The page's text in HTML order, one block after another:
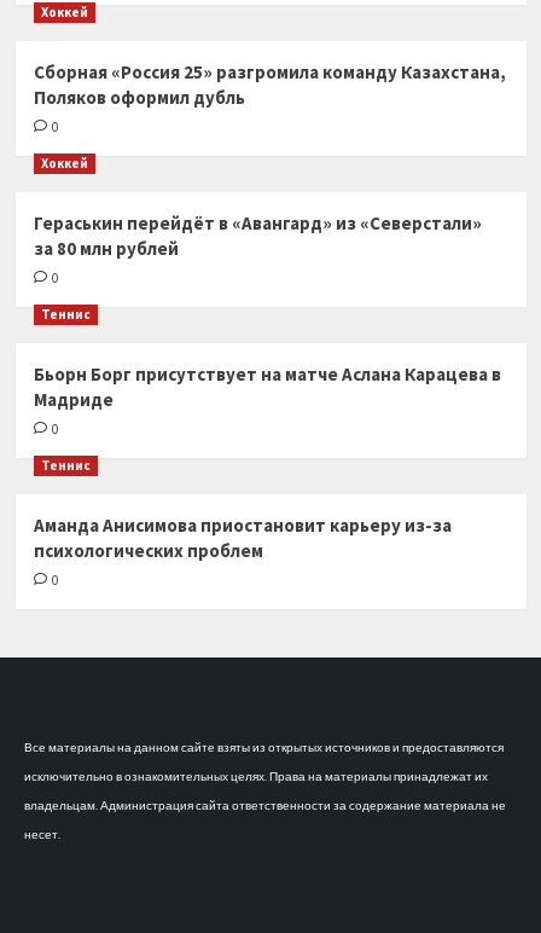
Хоккей
Сборная «Россия 25» разгромила команду Казахстана,
Поляков оформил дубль
0
Хоккей
Гераськин перейдёт в «Авангард» из «Северстали»
за 80 млн рублей
0
Теннис
Бьорн Борг присутствует на матче Аслана Карацева в
Мадриде
0
Теннис
Аманда Анисимова приостановит карьеру из-за
психологических проблем
0
Все материалы на данном сайте взяты из открытых источников и предоставляются
исключительно в ознакомительных целях. Права на материалы принадлежат их
владельцам. Администрация сайта ответственности за содержание материала не
несет.